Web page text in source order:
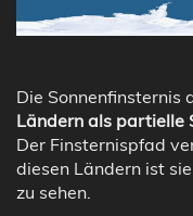
Die Sonnenfinsternis
Ländern als partielle
Der Finsternispfad
diesen Ländern ist
zu sehen.